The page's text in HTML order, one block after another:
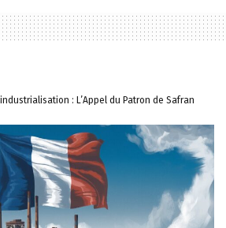
: L’Appel du Patron de Safran